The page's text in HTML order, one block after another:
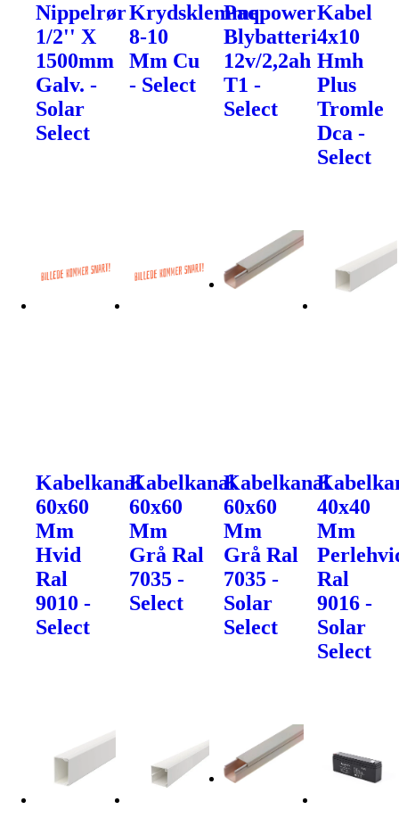
Nippelrør
1/2'' X
1500mm
Galv. -
Solar
Select
Krydsklemme
8-10
Mm Cu
- Select
Paqpower
Blybatteri
12v/2,2ah
T1 -
Select
Kabel
4x10
Hmh
Plus
Tromle
Dca -
Select
Kabelkanal
60x60
Mm
Hvid
Ral
9010 -
Select
Kabelkanal
60x60
Mm
Grå Ral
7035 -
Select
Kabelkanal
60x60
Mm
Grå Ral
7035 -
Solar
Select
40x40
Mm
Ral
9016 -
Solar
Select